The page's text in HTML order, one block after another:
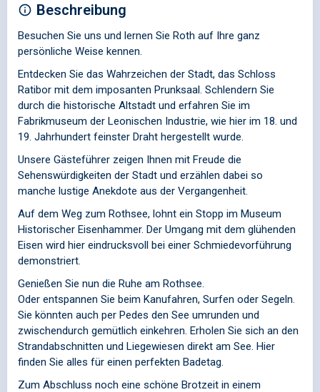
Beschreibung
Besuchen Sie uns und lernen Sie Roth auf Ihre ganz
persönliche Weise kennen.
Entdecken Sie das Wahrzeichen der Stadt, das Schloss
Ratibor mit dem imposanten Prunksaal. Schlendern Sie
durch die historische Altstadt und erfahren Sie im
Fabrikmuseum der Leonischen Industrie, wie hier im 18. und
19. Jahrhundert feinster Draht hergestellt wurde.
Unsere Gästeführer zeigen Ihnen mit Freude die
Sehenswürdigkeiten der Stadt und erzählen dabei so
manche lustige Anekdote aus der Vergangenheit.
Auf dem Weg zum Rothsee, lohnt ein Stopp im Museum
Historischer Eisenhammer. Der Umgang mit dem glühenden
Eisen wird hier eindrucksvoll bei einer Schmiedevorführung
demonstriert.
Genießen Sie nun die Ruhe am Rothsee.
Oder entspannen Sie beim Kanufahren, Surfen oder Segeln.
Sie könnten auch per Pedes den See umrunden und
zwischendurch gemütlich einkehren. Erholen Sie sich an den
Strandabschnitten und Liegewiesen direkt am See. Hier
finden Sie alles für einen perfekten Badetag.
Zum Abschluss noch eine schöne Brotzeit in einem